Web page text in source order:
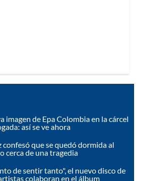
imagen de Epa Colombia en la cárcel
así se ve ahora
confesó que se quedó dormida al
cerca de una tragedia
de sentir tanto", el nuevo disco de
colaboran en el álbum